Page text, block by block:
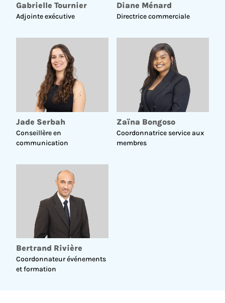
Gabrielle Tournier
Adjointe exécutive
Diane Ménard
Directrice commerciale
Jade Serbah
Conseillère en
communication
Zaïna Bongoso
Coordonnatrice service aux
membres
Bertrand Rivière
Coordonnateur événements
et formation